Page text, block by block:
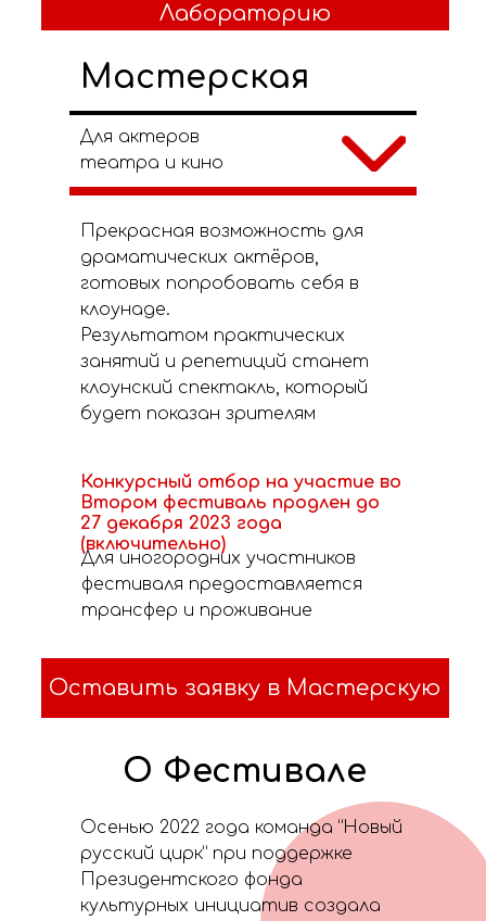
Лабораторию
Мастерская
Для актеров
театра и кино
Прекрасная возможность для
драматических актёров,
готовых попробовать себя в
клоунаде.
Результатом практических
занятий и репетиций станет
клоунский спектакль, который
будет показан зрителям
Конкурсный отбор на участие во
Втором фестиваль продлен до
27 декабря 2023 года
(включительно)
Для иногородних участников
фестиваля предоставляется
трансфер и проживание
Оставить заявку в Мастерскую
О Фестивале
Осенью 2022 года команда “Новый
русский цирк” при поддержке
Президентского фонда
культурных инициатив создала